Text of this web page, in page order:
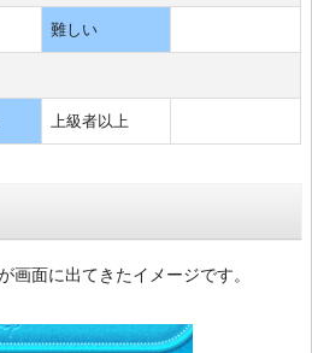
難しい
上級者以上
画面に出てきたイメージです。